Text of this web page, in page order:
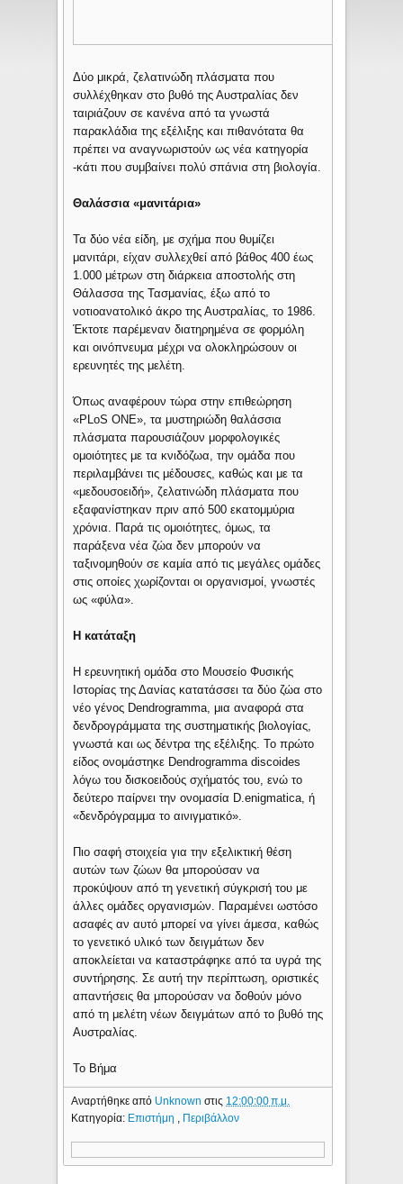
Δύο μικρά, ζελατινώδη πλάσματα που
συλλέχθηκαν στο βυθό της Αυστραλίας δεν
ταιριάζουν σε κανένα από τα γνωστά
παρακλάδια της εξέλιξης και πιθανότατα θα
πρέπει να αναγνωριστούν ως νέα κατηγορία
-κάτι που συμβαίνει πολύ σπάνια στη βιολογία.
Θαλάσσια «μανιτάρια»
Τα δύο νέα είδη, με σχήμα που θυμίζει
μανιτάρι, είχαν συλλεχθεί από βάθος 400 έως
1.000 μέτρων στη διάρκεια αποστολής στη
Θάλασσα της Τασμανίας, έξω από το
νοτιοανατολικό άκρο της Αυστραλίας, το 1986.
Έκτοτε παρέμεναν διατηρημένα σε φορμόλη
και οινόπνευμα μέχρι να ολοκληρώσουν οι
ερευνητές της μελέτη.
Όπως αναφέρουν τώρα στην επιθεώρηση
«PLoS ONE», τα μυστηριώδη θαλάσσια
πλάσματα παρουσιάζουν μορφολογικές
ομοιότητες με τα κνιδόζωα, την ομάδα που
περιλαμβάνει τις μέδουσες, καθώς και με τα
«μεδουσοειδή», ζελατινώδη πλάσματα που
εξαφανίστηκαν πριν από 500 εκατομμύρια
χρόνια. Παρά τις ομοιότητες, όμως, τα
παράξενα νέα ζώα δεν μπορούν να
ταξινομηθούν σε καμία από τις μεγάλες ομάδες
στις οποίες χωρίζονται οι οργανισμοί, γνωστές
ως «φύλα».
Η κατάταξη
Η ερευνητική ομάδα στο Μουσείο Φυσικής
Ιστορίας της Δανίας κατατάσσει τα δύο ζώα στο
νέο γένος Dendrogramma, μια αναφορά στα
δενδρογράμματα της συστηματικής βιολογίας,
γνωστά και ως δέντρα της εξέλιξης. Το πρώτο
είδος ονομάστηκε Dendrogramma discoides
λόγω του δισκοειδούς σχήματός του, ενώ το
δεύτερο παίρνει την ονομασία D.enigmatica, ή
«δενδρόγραμμα το αινιγματικό».
Πιο σαφή στοιχεία για την εξελικτική θέση
αυτών των ζώων θα μπορούσαν να
προκύψουν από τη γενετική σύγκρισή του με
άλλες ομάδες οργανισμών. Παραμένει ωστόσο
ασαφές αν αυτό μπορεί να γίνει άμεσα, καθώς
το γενετικό υλικό των δειγμάτων δεν
αποκλείεται να καταστράφηκε από τα υγρά της
συντήρησης. Σε αυτή την περίπτωση, οριστικές
απαντήσεις θα μπορούσαν να δοθούν μόνο
από τη μελέτη νέων δειγμάτων από το βυθό της
Αυστραλίας.
Το Βήμα
Αναρτήθηκε από Unknownστις 12:00:00 π.μ.
Κατηγορία: Επιστήμη Περιβάλλον